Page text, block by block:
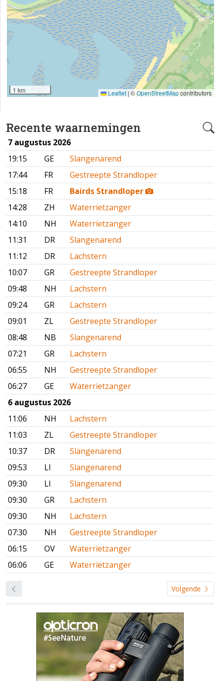
Recente waarnemingen
7 augustus 2026
19:15
GE
Slangenarend
17:44
FR
Gestreepte Strandloper
15:18
FR
Bairds Strandloper
14:28
ZH
Waterrietzanger
14:10
NH
Waterrietzanger
11:31
DR
Slangenarend
11:12
DR
Lachstern
10:07
GR
Gestreepte Strandloper
09:48
NH
Lachstern
09:24
GR
Lachstern
09:01
ZL
Gestreepte Strandloper
08:48
NB
Slangenarend
07:21
GR
Lachstern
06:55
NH
Gestreepte Strandloper
06:27
GE
Waterrietzanger
6 augustus 2026
11:06
NH
Lachstern
11:03
ZL
Gestreepte Strandloper
10:37
DR
Slangenarend
09:53
LI
Slangenarend
09:30
LI
Slangenarend
09:30
GR
Lachstern
09:30
NH
Lachstern
07:30
NH
Gestreepte Strandloper
06:15
OV
Waterrietzanger
06:06
GE Waterrietzanger
Volgende
1 km Leaflet | ©OpenStreetMapcontributors